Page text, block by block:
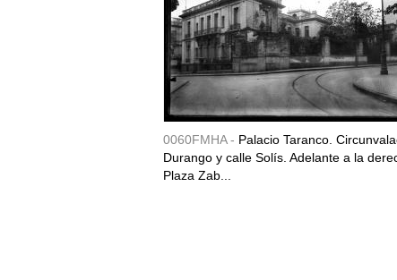
0060FMHA - Palacio Taranco.
Durango y calle Solís. Adelante a la
Plaza Zab...